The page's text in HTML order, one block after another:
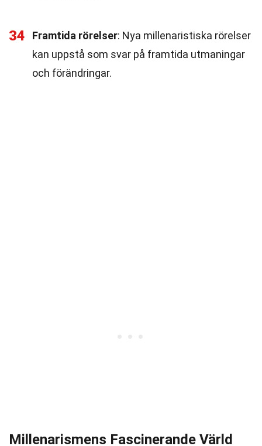
34 Framtida rörelser: Nya millenaristiska rörelser
kan uppstå som svar på framtida utmaningar
och förändringar.
Millenarismens Fascinerande Värld